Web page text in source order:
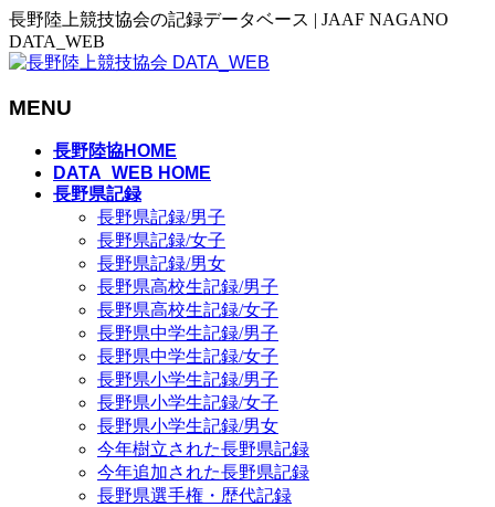
長野陸上競技協会の記録データベース | JAAF NAGANO
DATA_WEB
MENU
長野陸協HOME
DATA_WEB HOME
長野県記録
長野県記録/男子
長野県記録/女子
長野県記録/男女
長野県高校生記録/男子
長野県高校生記録/女子
長野県中学生記録/男子
長野県中学生記録/女子
長野県小学生記録/男子
長野県小学生記録/女子
長野県小学生記録/男女
今年樹立された長野県記録
今年追加された長野県記録
長野県選手権・歴代記録